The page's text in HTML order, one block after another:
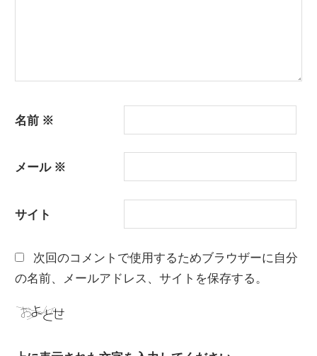
名前 ※
メール ※
サイト
次回のコメントで使用するためブラウザーに自分
の名前、メールアドレス、サイトを保存する。